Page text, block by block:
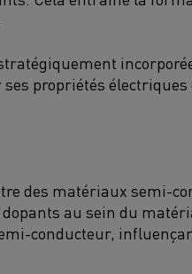
propriétés électriques
des matériaux semi-
au sein du
conducteur,